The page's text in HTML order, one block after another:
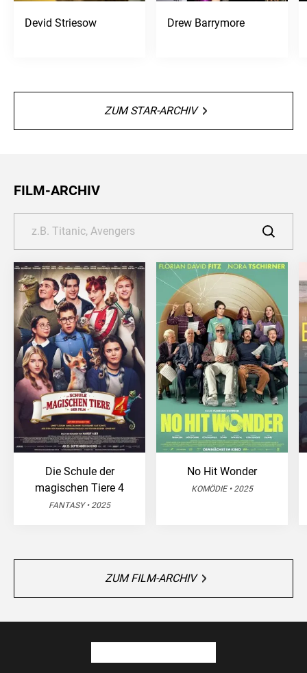
Devid Striesow Drew Barrymore
ZUM STAR-ARCHIV
FILM-ARCHIV
Die Schule der
magischen Tiere 4
FANTASY • 2025
No Hit Wonder
KOMÖDIE • 2025
ZUM FILM-ARCHIV